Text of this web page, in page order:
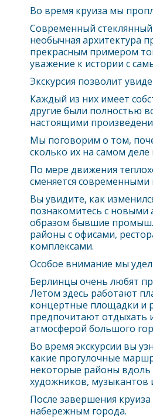
Во время круиза мы
Современный
необычная архитектура
прекрасным примером
уважение к истории с
Экскурсия позволит
Каждый из них имеет
другие были полностью
настоящими
Мы поговорим о том,
сколько их на самом
По мере движения
сменяется современными
Вы увидите, как
познакомитесь с новыми
образом бывшие
районы с офисами,
комплексами.
Особое внимание мы
Берлинцы очень любят
Летом здесь работают
концертные площадки и
предпочитают отдыхать
атмосферой большого
Во время экскурсии вы
какие прогулочные
некоторые районы
художников, музыкантов
После завершения
набережным города.